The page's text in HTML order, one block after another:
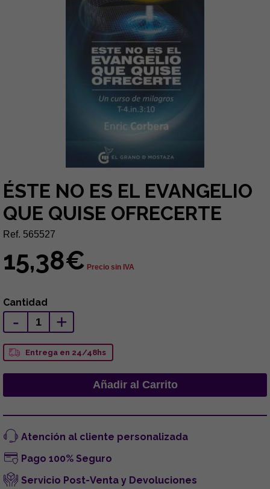
ÉSTE NO ES EL EVANGELIO
QUE QUISE OFRECERTE
Ref. 565527
15,38€ Precio sin IVA
Cantidad
- +
Entrega en 24/48hs
Atención al cliente personalizada
Pago 100% Seguro
Servicio Post-Venta y Devoluciones